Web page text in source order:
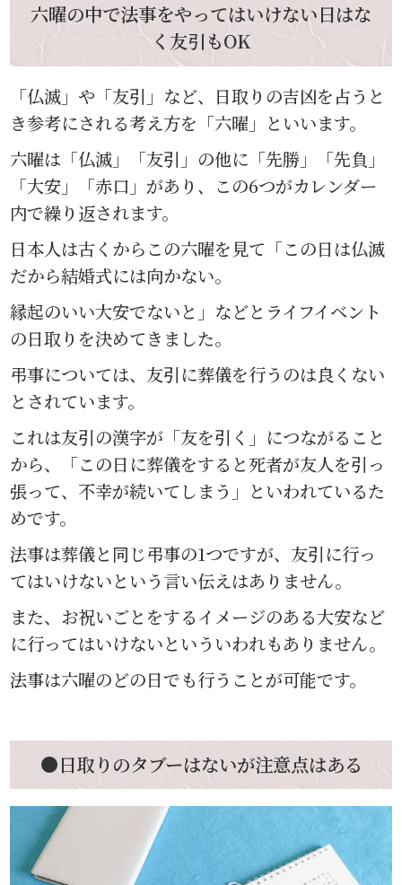
六曜の中で法事をやってはいけない日はな
く友引もOK
「仏滅」や「友引」など、日取りの吉凶を占うと
き参考にされる考え方を「六曜」といいます。
六曜は「仏滅」「友引」の他に「先勝」「先負」
「大安」「赤口」があり、この6つがカレンダー
内で繰り返されます。
日本人は古くからこの六曜を見て「この日は仏滅
だから結婚式には向かない。
縁起のいい大安でないと」などとライフイベント
の日取りを決めてきました。
弔事については、友引に葬儀を行うのは良くない
とされています。
これは友引の漢字が「友を引く」につながること
から、「この日に葬儀をすると死者が友人を引っ
張って、不幸が続いてしまう」といわれているた
めです。
法事は葬儀と同じ弔事の1つですが、友引に行っ
てはいけないという言い伝えはありません。
また、お祝いごとをするイメージのある大安など
に行ってはいけないといういわれもありません。
法事は六曜のどの日でも行うことが可能です。
●日取りのタブーはないが注意点はある